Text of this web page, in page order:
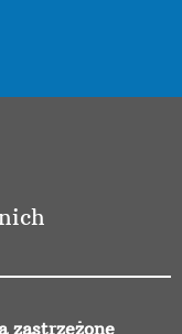
zastrzeżone